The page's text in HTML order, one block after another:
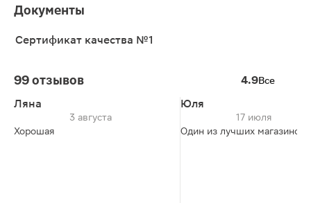
Документы
Сертификат качества №1
99 отзывов 4.9Все
Ляна
3 августа
Хорошая
Юля
17 июля
Один из лучших магазинов